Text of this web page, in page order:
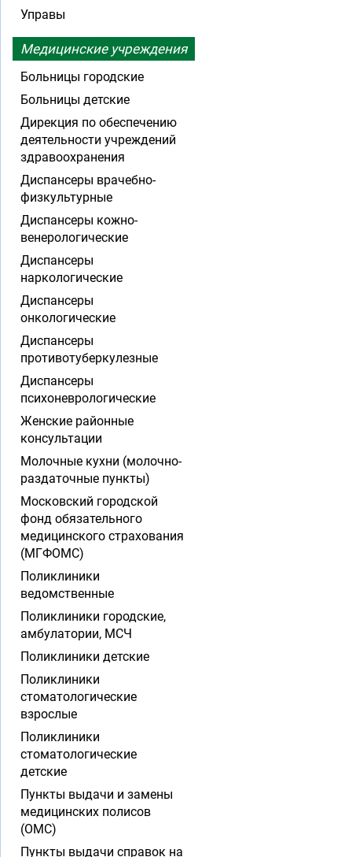
Управы
Медицинские учреждения
Больницы городские
Больницы детские
Дирекция по обеспечению
деятельности учреждений
здравоохранения
Диспансеры врачебно-
физкультурные
Диспансеры кожно-
венерологические
Диспансеры
наркологические
Диспансеры
онкологические
Диспансеры
противотуберкулезные
Диспансеры
психоневрологические
Женские районные
консультации
Молочные кухни (молочно-
раздаточные пункты)
Московский городской
фонд обязательного
медицинского страхования
(МГФОМС)
Поликлиники
ведомственные
Поликлиники городские,
амбулатории, МСЧ
Поликлиники детские
Поликлиники
стоматологические
взрослые
Поликлиники
стоматологические
детские
Пункты выдачи и замены
медицинских полисов
(ОМС)
Пункты выдачи справок на